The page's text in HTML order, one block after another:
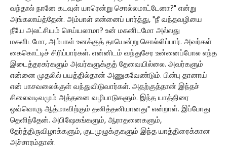
வந்தால் நானே கடவுள் யாரென்று சொல்லமாட்டேனா?" என்று
அங்கலாய்த்தேன். அம்பாள் என்னைப் பார்த்து, "நீ வந்தவழியை
நீயே அலட்சியம் செய்யலாமா? உன் மகனிடமோ அல்லது
மகளிடமோ, அம்பாள் உனக்குத் தாயென்று சொல்லிப்பார். அவர்கள்
கைகொட்டிச் சிரிப்பார்கள். என்னிடம் வந்துசேர உன்னைப்போல எந்த
இடைத்தரகர்களும் அவர்களுக்குத் தேவையில்லை. அவர்களும்
என்னை முதலில் பயத்தில்தான் அணுகவேண்டும். பின்பு தானாய்
என் பாசவலைக்குள் வந்துவிடுவார்கள். அதற்குத்தான் இந்தச்
சிலைவடிவமும் அத்தனை வழிபாடுகளும். இந்த யாத்திரை
ஒவ்வொரு ஆத்மாவிற்கும் தனித்தனியானது" என்றாள். இப்போது
தெளிந்தேன். அபிஷேகங்களும், ஆராதனைகளும்,
தேர்த்திருவிழாக்களும், குடமுழுக்குகளும் இந்த யாத்திரைக்கான
அச்சாரம்தான்.